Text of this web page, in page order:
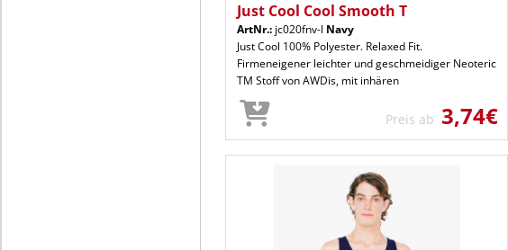
Just Cool Cool Smooth T
ArtNr.: jc020fnv-l Navy
Just Cool 100% Polyester. Relaxed Fit.
Firmeneigener leichter und geschmeidiger Neoteric
TM Stoff von AWDis, mit inhären
Preis ab 3,74€